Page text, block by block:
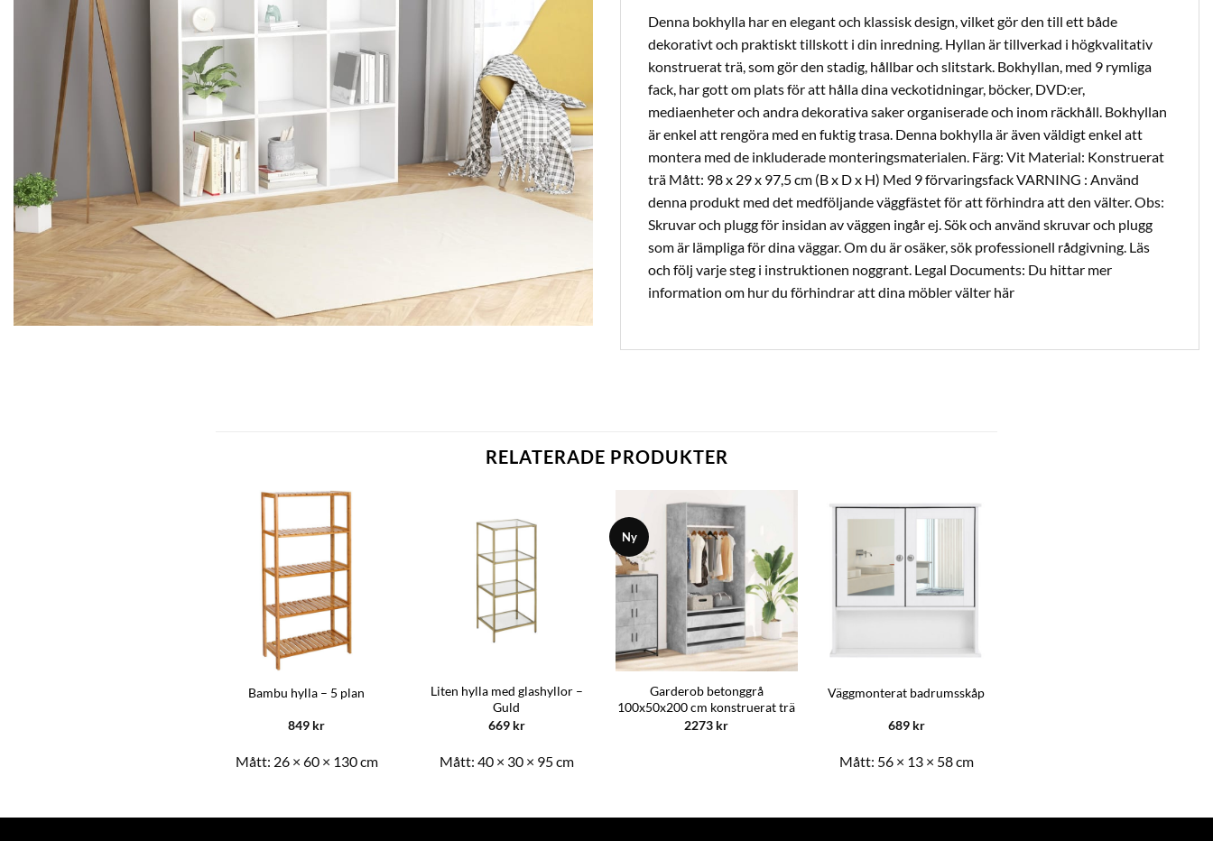
Denna bokhylla har en elegant och klassisk design, vilket gör den till ett både
dekorativt och praktiskt tillskott i din inredning. Hyllan är tillverkad i högkvalitativ
konstruerat trä, som gör den stadig, hållbar och slitstark. Bokhyllan, med 9 rymliga
fack, har gott om plats för att hålla dina veckotidningar, böcker, DVD:er,
mediaenheter och andra dekorativa saker organiserade och inom räckhåll. Bokhyllan
är enkel att rengöra med en fuktig trasa. Denna bokhylla är även väldigt enkel att
montera med de inkluderade monteringsmaterialen. Färg: Vit Material: Konstruerat
trä Mått: 98 x 29 x 97,5 cm (B x D x H) Med 9 förvaringsfack VARNING : Använd
denna produkt med det medföljande väggfästet för att förhindra att den välter. Obs:
Skruvar och plugg för insidan av väggen ingår ej. Sök och använd skruvar och plugg
som är lämpliga för dina väggar. Om du är osäker, sök professionell rådgivning. Läs
och följ varje steg i instruktionen noggrant. Legal Documents: Du hittar mer
information om hur du förhindrar att dina möbler välter här
RELATERADE PRODUKTER
Bambu hylla – 5 plan
849 kr
Mått: 26 × 60 × 130 cm
Liten hylla med glashyllor –
Guld
669 kr
Mått: 40 × 30 × 95 cm
Ny
Garderob betonggrå
100x50x200 cm konstruerat trä
2273 kr
Väggmonterat badrumsskåp
689 kr
Mått: 56 × 13 × 58 cm